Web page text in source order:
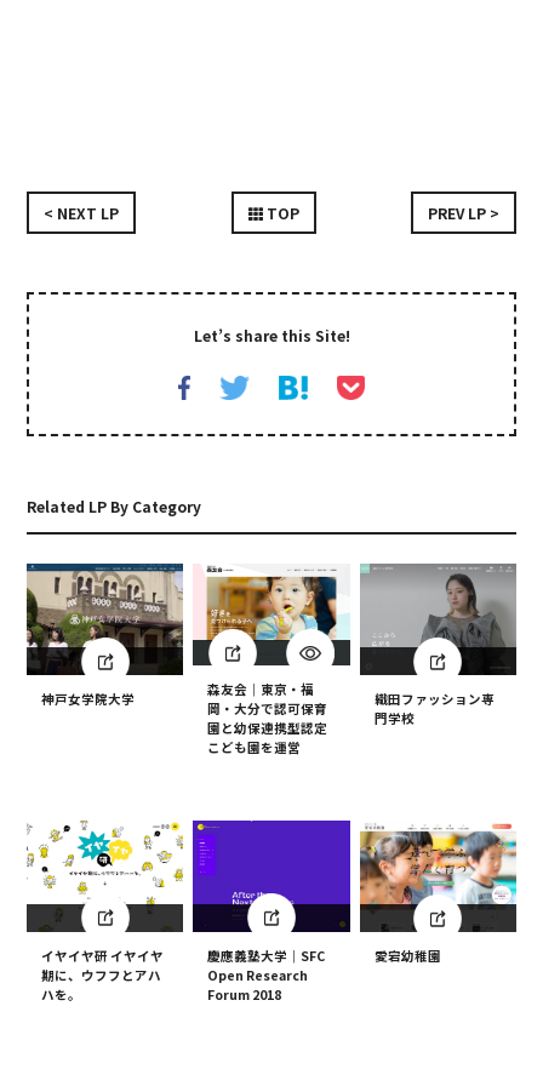
< NEXT LP TOP PREV LP >
Let’s share this Site!
Related LP By Category
神戸女学院大学
森友会｜東京・福
岡・大分で認可保育
園と幼保連携型認定
こども園を運営
織田ファッション専
門学校
イヤイヤ研 イヤイヤ
期に、ウフフとアハ
ハを。
慶應義塾大学｜SFC
Open Research
Forum 2018
愛宕幼稚園